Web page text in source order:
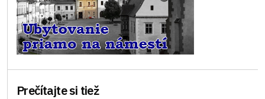
Prečítajte si tiež